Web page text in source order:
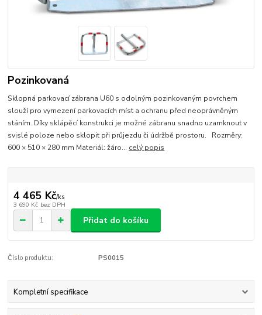
Pozinkovaná
Sklopná parkovací zábrana U60 s odolným pozinkovaným povrchem
slouží pro vymezení parkovacích míst a ochranu před neoprávněným
stáním. Díky sklápěcí konstrukci je možné zábranu snadno uzamknout v
svislé poloze nebo sklopit při průjezdu či údržbě prostoru. Rozměry:
600 × 510 × 280 mm Materiál: žáro... celý popis
4 465 Kč/ks
3 690 Kč bez DPH
Přidat do košíku
Číslo produktu: PS0015
Kompletní specifikace